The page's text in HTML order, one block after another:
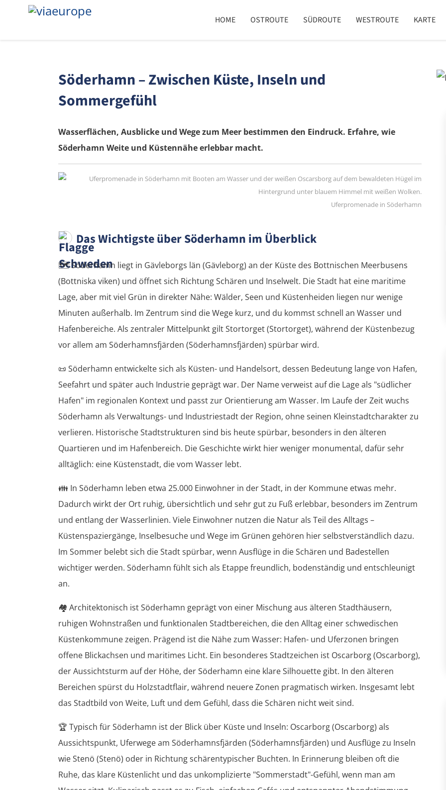
HOME OSTROUTE SÜDROUTE WESTROUTE KARTE
Söderhamn – Zwischen Küste, Inseln und
Sommergefühl
Wasserflächen, Ausblicke und Wege zum Meer bestimmen den Eindruck. Erfahre, wie
Söderhamn Weite und Küstennähe erlebbar macht.
Uferpromenade in Söderhamn
Das Wichtigste über Söderhamn im Überblick
🗺️Söderhamn liegt in Gävleborgs län (Gävleborg) an der Küste des Bottnischen Meerbusens
(Bottniska viken) und öffnet sich Richtung Schären und Inselwelt. Die Stadt hat eine maritime
Lage, aber mit viel Grün in direkter Nähe: Wälder, Seen und Küstenheiden liegen nur wenige
Minuten außerhalb. Im Zentrum sind die Wege kurz, und du kommst schnell an Wasser und
Hafenbereiche. Als zentraler Mittelpunkt gilt Stortorget (Stortorget), während der Küstenbezug
vor allem am Söderhamnsfjärden (Söderhamnsfjärden) spürbar wird.
📜 Söderhamn entwickelte sich als Küsten- und Handelsort, dessen Bedeutung lange von Hafen,
Seefahrt und später auch Industrie geprägt war. Der Name verweist auf die Lage als "südlicher
Hafen" im regionalen Kontext und passt zur Orientierung am Wasser. Im Laufe der Zeit wuchs
Söderhamn als Verwaltungs- und Industriestadt der Region, ohne seinen Kleinstadtcharakter zu
verlieren. Historische Stadtstrukturen sind bis heute spürbar, besonders in den älteren
Quartieren und im Hafenbereich. Die Geschichte wirkt hier weniger monumental, dafür sehr
alltäglich: eine Küstenstadt, die vom Wasser lebt.
👪 In Söderhamn leben etwa 25.000 Einwohner in der Stadt, in der Kommune etwas mehr.
Dadurch wirkt der Ort ruhig, übersichtlich und sehr gut zu Fuß erlebbar, besonders im Zentrum
und entlang der Wasserlinien. Viele Einwohner nutzen die Natur als Teil des Alltags –
Küstenspaziergänge, Inselbesuche und Wege im Grünen gehören hier selbstverständlich dazu.
Im Sommer belebt sich die Stadt spürbar, wenn Ausflüge in die Schären und Badestellen
wichtiger werden. Söderhamn fühlt sich als Etappe freundlich, bodenständig und entschleunigt
an.
🏘️ Architektonisch ist Söderhamn geprägt von einer Mischung aus älteren Stadthäusern,
ruhigen Wohnstraßen und funktionalen Stadtbereichen, die den Alltag einer schwedischen
Küstenkommune zeigen. Prägend ist die Nähe zum Wasser: Hafen- und Uferzonen bringen
offene Blickachsen und maritimes Licht. Ein besonderes Stadtzeichen ist Oscarborg (Oscarborg),
der Aussichtsturm auf der Höhe, der Söderhamn eine klare Silhouette gibt. In den älteren
Bereichen spürst du Holzstadtflair, während neuere Zonen pragmatisch wirken. Insgesamt lebt
das Stadtbild von Weite, Luft und dem Gefühl, dass die Schären nicht weit sind.
🏆 Typisch für Söderhamn ist der Blick über Küste und Inseln: Oscarborg (Oscarborg) als
Aussichtspunkt, Uferwege am Söderhamnsfjärden (Söderhamnsfjärden) und Ausflüge zu Inseln
wie Stenö (Stenö) oder in Richtung schärentypischer Buchten. In Erinnerung bleiben oft die
Ruhe, das klare Küstenlicht und das unkomplizierte "Sommerstadt"-Gefühl, wenn man am